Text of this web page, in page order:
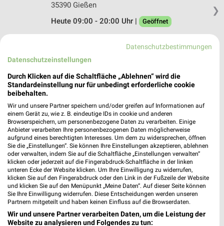
❯
35390 Gießen
Heute 09:00 - 20:00 Uhr |
Geöffnet
Neustadt 28
35390 Gießen
Heute 09:00 - 20:00 Uhr | Geöffnet
391,45 km
Tedi Wetzlar
Langgasse 71
35576 Wetzlar
Heute 09:00 - 19:00 Uhr |
Geöffnet
403,35 km
Datenschutzbestimmungen
Datenschutzeinstellungen
Durch Klicken auf die Schaltfläche „Ablehnen“ wird die
Standardeinstellung nur für unbedingt erforderliche cookie
beibehalten.
Wir und unsere Partner speichern und/oder greifen auf Informationen auf
einem Gerät zu, wie z. B. eindeutige IDs in cookie und anderen
Browserspeichern, um personenbezogene Daten zu verarbeiten. Einige
Anbieter verarbeiten Ihre personenbezogenen Daten möglicherweise
aufgrund eines berechtigten Interesses. Um dem zu widersprechen, öffnen
Sie die „Einstellungen“. Sie können Ihre Einstellungen akzeptieren, ablehnen
oder verwalten, indem Sie auf die Schaltfläche „Einstellungen verwalten“
klicken oder jederzeit auf die Fingerabdruck-Schaltfläche in der linken
unteren Ecke der Website klicken. Um Ihre Einwilligung zu widerrufen,
klicken Sie auf den Fingerabdruck oder den Link in der Fußzeile der Website
und klicken Sie auf den Menüpunkt „Meine Daten“. Auf dieser Seite können
Sie Ihre Einwilligung widerrufen. Diese Entscheidungen werden unseren
Partnern mitgeteilt und haben keinen Einfluss auf die Browserdaten.
Wir und unsere Partner verarbeiten Daten, um die Leistung der
Website zu analysieren und Folgendes zu tun: